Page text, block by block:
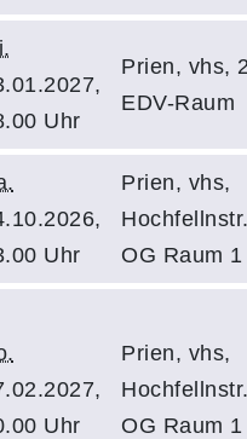
Uhr
Prien, vhs,
EDV-Raum
Uhr
Prien, vhs,
OG Raum 1
Uhr
Prien, vhs,
OG Raum 1